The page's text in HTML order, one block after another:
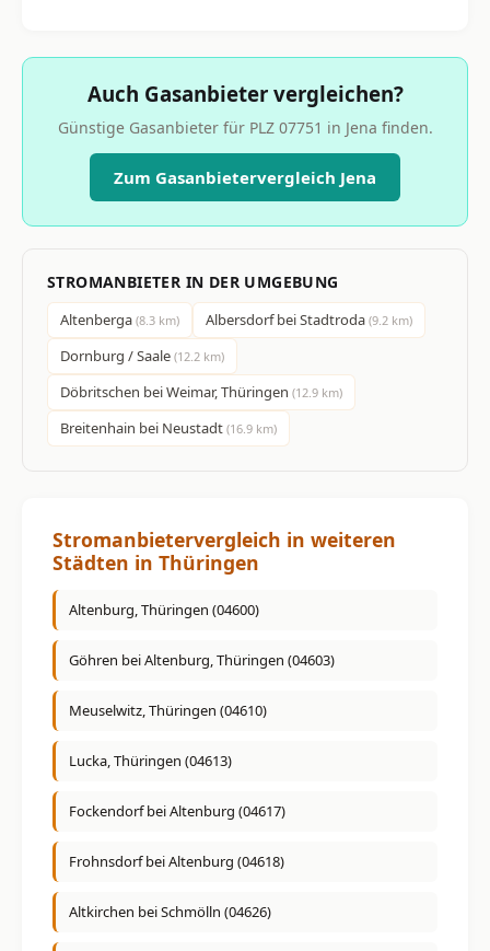
Auch Gasanbieter vergleichen?
Günstige Gasanbieter für PLZ 07751 in Jena finden.
Zum Gasanbietervergleich Jena
STROMANBIETER IN DER UMGEBUNG
Altenberga (8.3 km) Albersdorf bei Stadtroda (9.2 km)
Dornburg / Saale (12.2 km)
Döbritschen bei Weimar, Thüringen (12.9 km)
Breitenhain bei Neustadt (16.9 km)
Stromanbietervergleich in weiteren
Städten in Thüringen
Altenburg, Thüringen (04600)
Göhren bei Altenburg, Thüringen (04603)
Meuselwitz, Thüringen (04610)
Lucka, Thüringen (04613)
Fockendorf bei Altenburg (04617)
Frohnsdorf bei Altenburg (04618)
Altkirchen bei Schmölln (04626)